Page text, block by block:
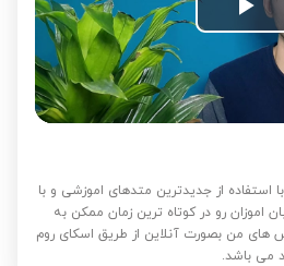
Play
Video
از جدیدترین متدهای اموزشی و با
اموزان رو در کوتاه ترین زمان ممکن به
من بصورت آنلاین از طریق اسکای روم
می باشد.